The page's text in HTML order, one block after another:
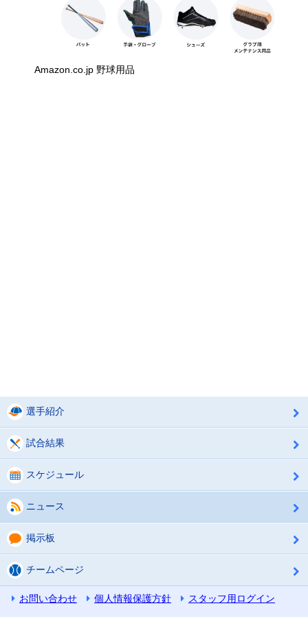
Amazon.co.jp 野球用品
選手紹介
試合結果
スケジュール
ニュース
掲示板
チームページ
お問い合わせ 個人情報保護方針 スタッフ用ログイン